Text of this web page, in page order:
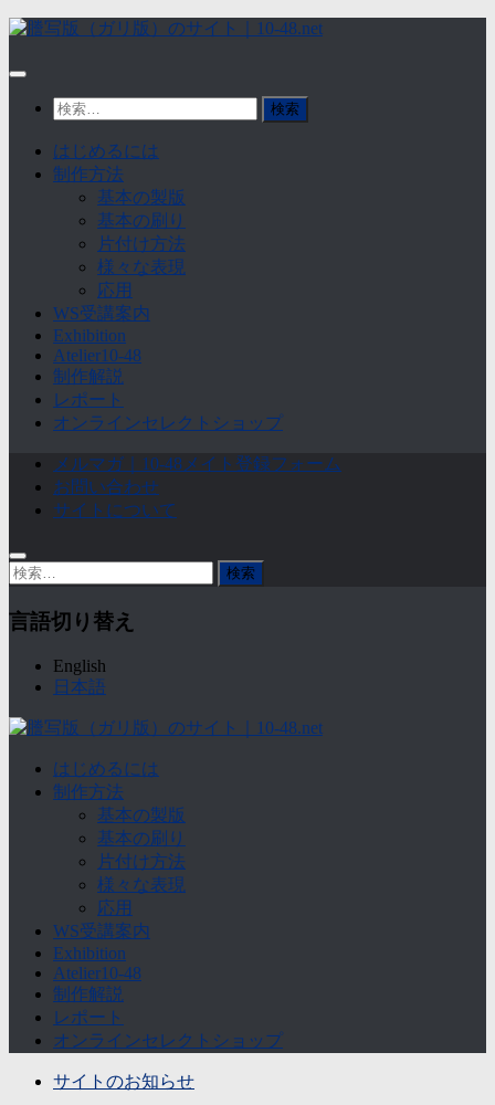
Skip
検
はじめるには
制作方法
基本の製版
基本の刷り
片付け方法
様々な表現
応用
WS受講案内
Exhibition
Atelier10-48
制作解説
レポート
オンラインセレクトショップ
メルマガ｜10-48メイト登録フォーム
お問い合わせ
サイトについて
検
言語切り替え
English
日本語
はじめるには
制作方法
基本の製版
基本の刷り
片付け方法
様々な表現
応用
WS受講案内
Exhibition
Atelier10-48
制作解説
レポート
オンラインセレクトショップ
サイトのお知らせ